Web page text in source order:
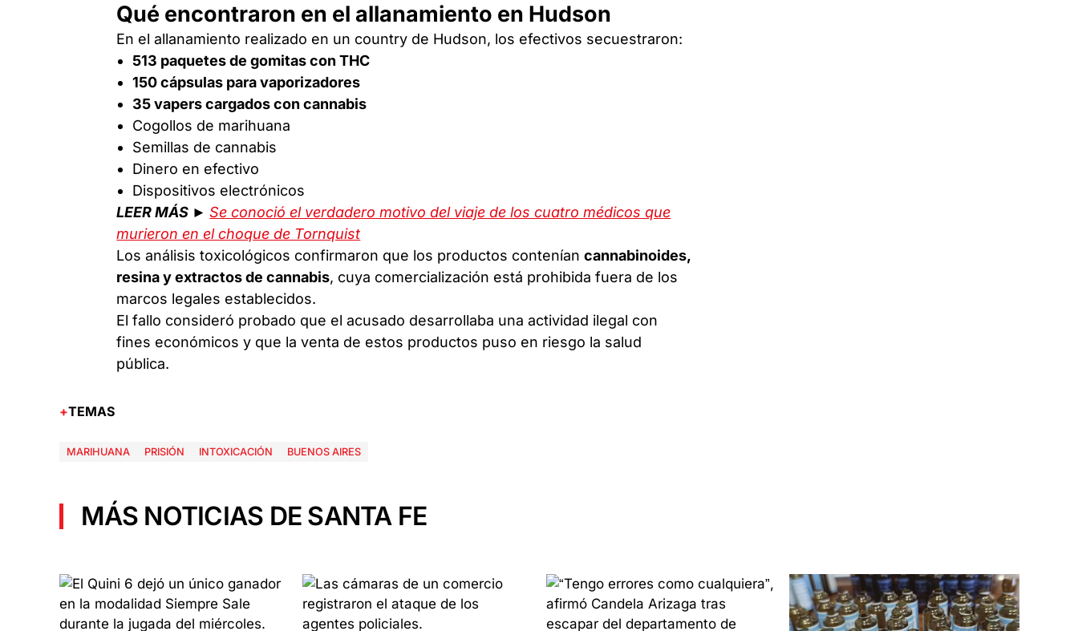
Qué encontraron en el allanamiento en Hudson
En el allanamiento realizado en un country de Hudson, los efectivos secuestraron:
513 paquetes de gomitas con THC
150 cápsulas para vaporizadores
35 vapers cargados con cannabis
Cogollos de marihuana
Semillas de cannabis
Dinero en efectivo
Dispositivos electrónicos
LEER MÁS ►Se conoció el verdadero motivo del viaje de los cuatro médicos que
murieron en el choque de Tornquist
Los análisis toxicológicos confirmaron que los productos conteníancannabinoides,
resina y extractos de cannabis, cuya comercialización está prohibida fuera de los
marcos legales establecidos.
El fallo consideró probado que el acusado desarrollaba una actividad ilegal con
fines económicos y que la venta de estos productos puso en riesgo la salud
pública.
TEMAS
MARIHUANA PRISIÓN INTOXICACIÓN BUENOS AIRES
MÁS NOTICIAS DE SANTA FE